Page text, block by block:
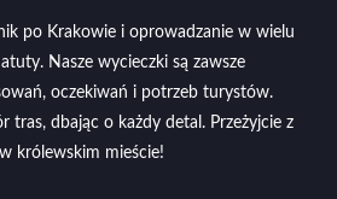
po Krakowie i oprowadzanie w wielu
Nasze wycieczki są zawsze
oczekiwań i potrzeb turystów.
tras, dbając o każdy detal. Przeżyjcie z
królewskim mieście!